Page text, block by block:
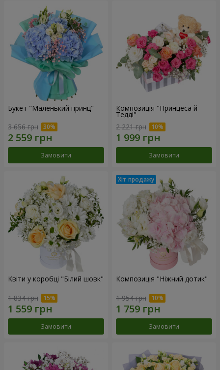
Букет "Маленький принц"
3 656 грн
Замовити
Композиція "Принцеса й
Тедді"
2 221 грн
Замовити
Квіти у коробці "Білий шовк"
1 834 грн
Замовити
Композиція "Ніжний дотик"
1 954 грн
Замовити